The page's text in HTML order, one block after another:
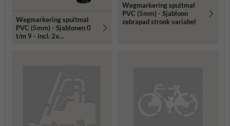
Wegmarkering spuitmal
PVC (5mm) - Sjablonen 0
t/m 9 - incl. 2x
Wegmarkering spuitmal
PVC (5mm) - Sjabloon
zebrapad strook variabel